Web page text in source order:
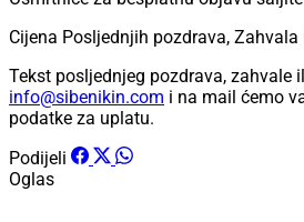
Cijena Posljednjih pozdrava, Zahvala
Tekst posljednjeg pozdrava, zahvale
info@sibenikin.com i na mail ćemo
podatke za uplatu.
Podijeli
Oglas